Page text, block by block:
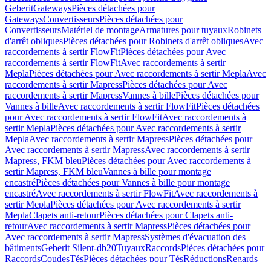
GeberitGatewaysPièces détachées pour
GatewaysConvertisseursPièces détachées pour
ConvertisseursMatériel de montageArmatures pour tuyauxRobinets
d'arrêt obliquesPièces détachées pour Robinets d'arrêt obliquesAvec
raccordements à sertir FlowFitPièces détachées pour Avec
raccordements à sertir FlowFitAvec raccordements à sertir
MeplaPièces détachées pour Avec raccordements à sertir MeplaAvec
raccordements à sertir MapressPièces détachées pour Avec
raccordements à sertir MapressVannes à billePièces détachées pour
Vannes à billeAvec raccordements à sertir FlowFitPièces détachées
pour Avec raccordements à sertir FlowFitAvec raccordements à
sertir MeplaPièces détachées pour Avec raccordements à sertir
MeplaAvec raccordements à sertir MapressPièces détachées pour
Avec raccordements à sertir MapressAvec raccordements à sertir
Mapress, FKM bleuPièces détachées pour Avec raccordements à
sertir Mapress, FKM bleuVannes à bille pour montage
encastréPièces détachées pour Vannes à bille pour montage
encastréAvec raccordements à sertir FlowFitAvec raccordements à
sertir MeplaPièces détachées pour Avec raccordements à sertir
MeplaClapets anti-retourPièces détachées pour Clapets anti-
retourAvec raccordements à sertir MapressPièces détachées pour
Avec raccordements à sertir MapressSystèmes d'évacuation des
bâtimentsGeberit Silent-db20TuyauxRaccordsPièces détachées pour
RaccordsCoudesTésPièces détachées pour TésRéductionsRegards